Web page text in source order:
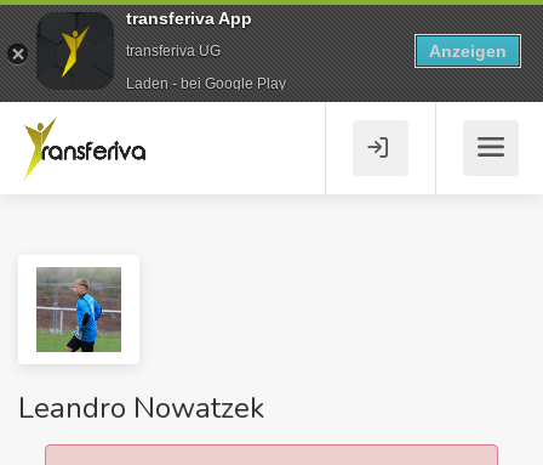
Leandro Nowatzek
transferiva App
transferiva UG
Laden - bei Google Play
Anzeigen